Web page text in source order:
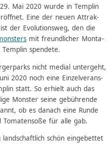
Mai 2020 wurde in Templin
Eine der neuen Attrak­
der Evolu­tions­weg, den die
mit freund­li­cher Monta­
spendete.
nicht medial unter­geht,
2020 noch eine Einzel­ve­rans­
statt. So erhielt auch das
Mons­ter seine gebüh­rende
ob es danach eine Runde
Toma­ten­soße für alle gab.
schön einge­bet­tet